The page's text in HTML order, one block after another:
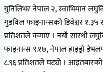
युनिलिभर नेपाल २, स्वाभिमान
गुडविल फाइनान्सको डिवेञ्चर १.३५
प्रतिशतले कमाए । नयाँ सारथी
फाइनान्स ९.१७, नेपाल हाइड्रो
८.९६ प्रतिशतले घट्यो ।